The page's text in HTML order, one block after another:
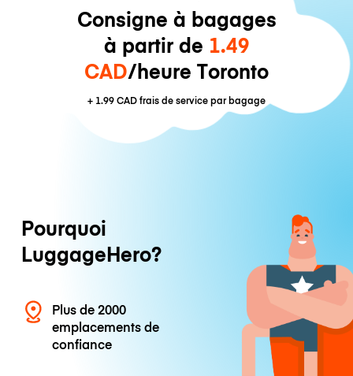
Consigne à bagages
à partir de 1.49
CAD/heure Toronto
+ 1.99 CADfrais de service par bagage
Pourquoi
LuggageHero?
Plus de 2000
emplacements de
confiance